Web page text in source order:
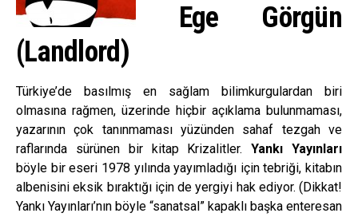
Ege Görgün
(Landlord)
Türkiye’de basılmış en sağlam bilimkurgulardan biri
olmasına rağmen, üzerinde hiçbir açıklama bulunmaması,
yazarının çok tanınmaması yüzünden sahaf tezgah ve
raflarında sürünen bir kitap Krizalitler.Yankı Yayınları
böyle bir eseri 1978 yılında yayımladığı için tebriği, kitabın
albenisini eksik bıraktığı için de yergiyi hak ediyor. (Dikkat!
Yankı Yayınları’nın böyle “sanatsal” kapaklı başka enteresan